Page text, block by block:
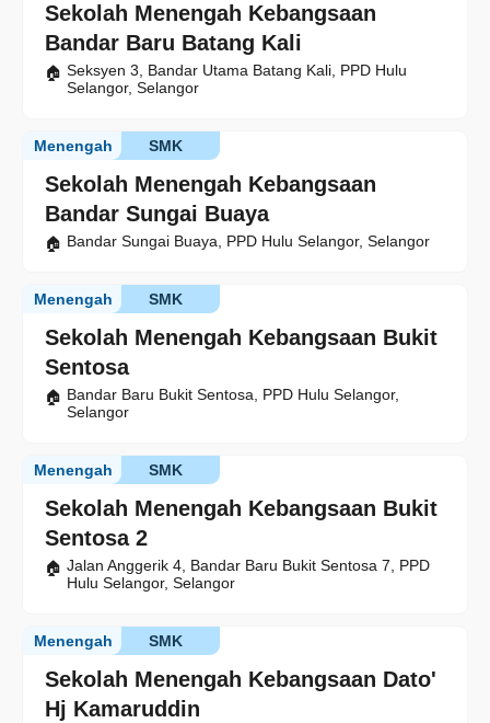
Sekolah Menengah Kebangsaan
Bandar Baru Batang Kali
Seksyen 3, Bandar Utama Batang Kali, PPD Hulu
Selangor, Selangor
Sekolah Menengah Kebangsaan
Bandar Sungai Buaya
SMK
Menengah
Bandar Sungai Buaya, PPD Hulu Selangor, Selangor
Sekolah Menengah Kebangsaan Bukit
Sentosa
SMK
Menengah
Bandar Baru Bukit Sentosa, PPD Hulu Selangor,
Selangor
Sekolah Menengah Kebangsaan Bukit
Sentosa 2
SMK
Menengah
Jalan Anggerik 4, Bandar Baru Bukit Sentosa 7, PPD
Hulu Selangor, Selangor
Sekolah Menengah Kebangsaan Dato'
Hj Kamaruddin
SMK
Menengah